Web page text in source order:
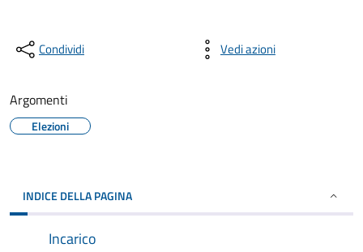
Condividi Vedi azioni
Argomenti
Elezioni
INDICE DELLA PAGINA
Incarico